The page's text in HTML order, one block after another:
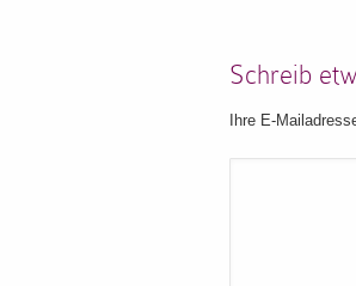
Schreib
Ihre E-